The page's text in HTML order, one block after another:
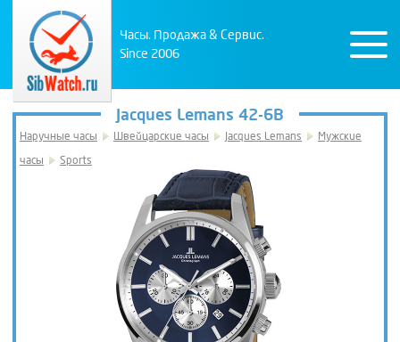
Часы. Продажа & Сервис.
Since 2006
Jacques Lemans 42-6B
Наручные часы Швейцарские часы Jacques Lemans Мужские
часы Sports